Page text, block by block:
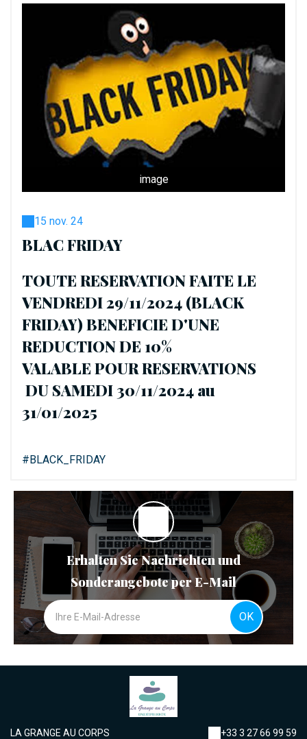
image
15 nov. 24
BLAC FRIDAY
TOUTE RESERVATION FAITE LE
VENDREDI 29/11/2024 (BLACK
FRIDAY) BENEFICIE D'UNE
REDUCTION DE 10%
VALABLE POUR RESERVATIONS
DU SAMEDI 30/11/2024 au
31/01/2025
#BLACK_FRIDAY
Erhalten Sie Nachrichten und
Sonderangebote per E-Mail
OK
LA GRANGE AU CORPS +33 3 27 66 99 59